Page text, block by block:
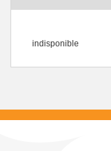
indisponible